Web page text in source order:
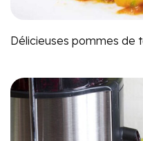
Délicieuses pommes de